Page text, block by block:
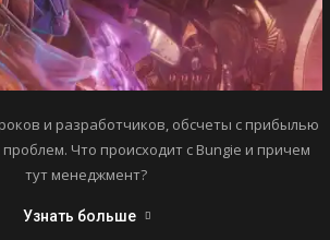
и разработчиков, обсчеты с прибылью
проблем. Что происходит с Bungie и причем
тут менеджмент?
Узнать больше